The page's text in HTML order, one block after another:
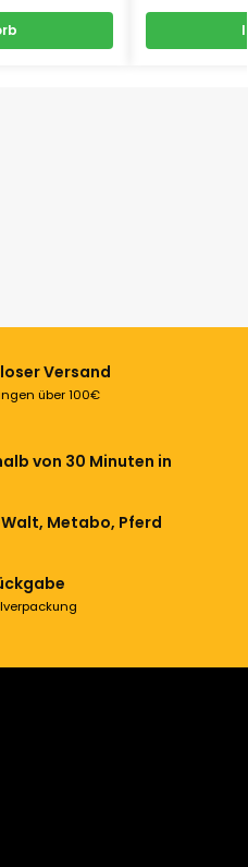
Versand
über 100€
von 30 Minuten in
Metabo, Pferd